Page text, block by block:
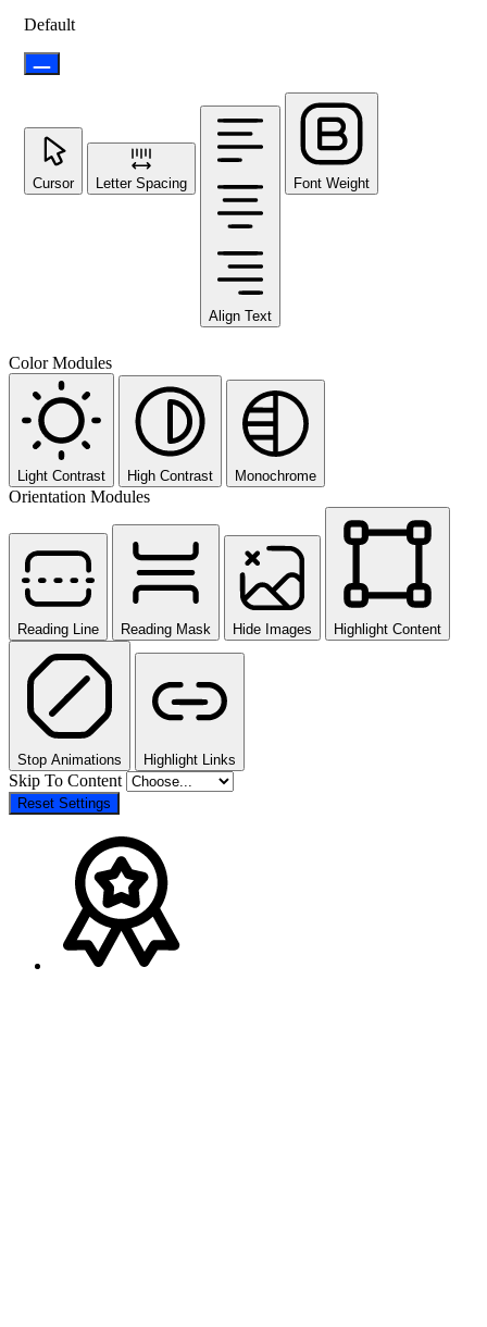
Default
Cursor Letter Spacing
Align Text
Font Weight
Color Modules
Light Contrast High Contrast Monochrome
Orientation Modules
Reading Line Reading Mask Hide Images Highlight Content
Stop Animations Highlight Links
Skip To Content
Reset Settings